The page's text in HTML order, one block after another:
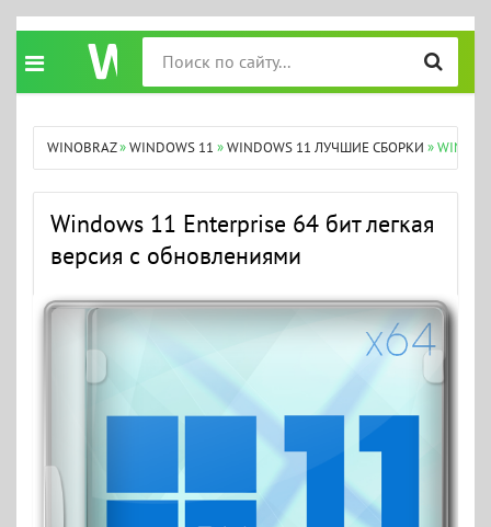
WINOBRAZ»WINDOWS 11 »WINDOWS 11 ЛУЧШИЕ СБОРКИ »
Windows 11 Enterprise 64 бит легкая
версия с обновлениями